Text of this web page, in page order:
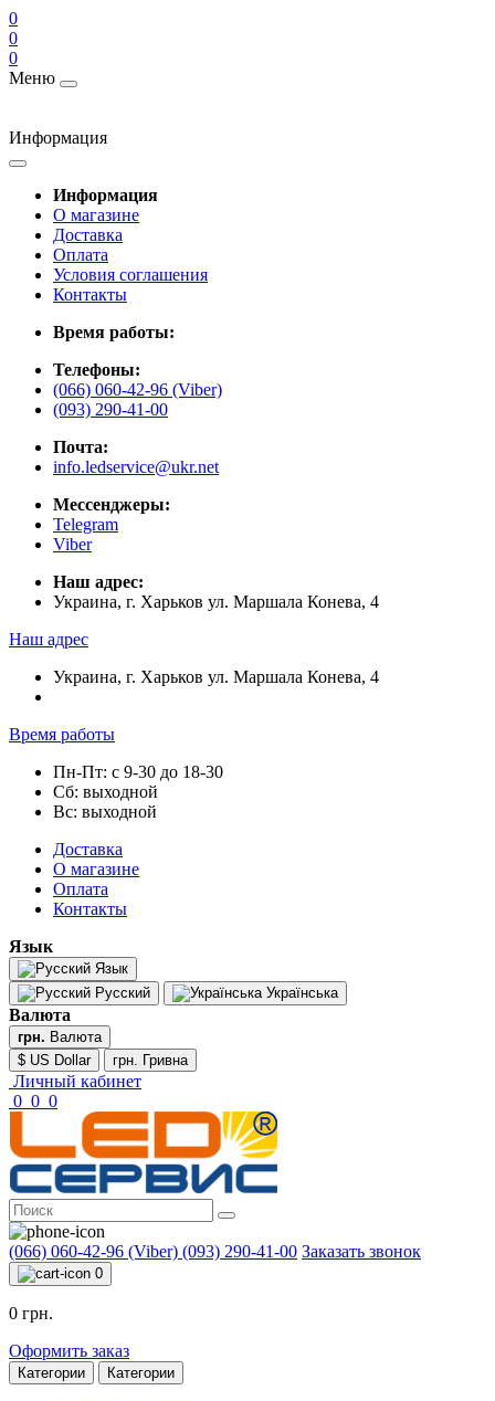
0
0
0
Меню
Информация
Информация
О магазине
Доставка
Оплата
Условия соглашения
Контакты
Время работы:
Телефоны:
(066) 060-42-96 (Viber)
(093) 290-41-00
Почта:
info.ledservice@ukr.net
Мессенджеры:
Telegram
Viber
Наш адрес:
Украина, г. Харьков ул. Маршала Конева, 4
Наш адрес
Украина, г. Харьков ул. Маршала Конева, 4
Время работы
Пн-Пт: с 9-30 до 18-30
Сб: выходной
Вс: выходной
Доставка
О магазине
Оплата
Контакты
Язык
Язык
Русский
Українська
Валюта
грн. Валюта
$ US Dollar
грн. Гривна
Личный кабинет
0 0 0
(066) 060-42-96 (Viber) (093) 290-41-00 Заказать звонок
0
0 грн.
Оформить заказ
Категории Категории